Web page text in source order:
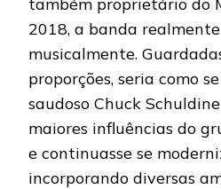
2018, a banda
musicalmente.
proporções, seria como
saudoso Chuck
maiores influências do
e continuasse se
incorporando diversas